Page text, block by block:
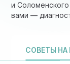
и
вами —
СОВЕТЫ